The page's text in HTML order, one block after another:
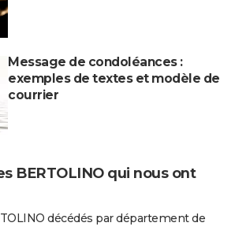
Message de condoléances :
exemples de textes et modèle de
courrier
BERTOLINO qui nous ont
décédés par département de